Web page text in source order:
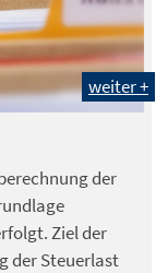
weiter +
der
Ziel der
der Steuerlast